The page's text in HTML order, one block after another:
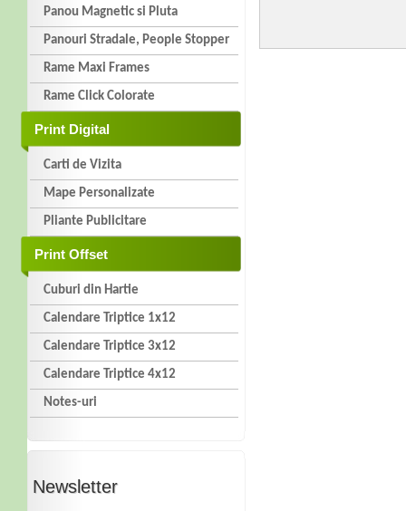
Panou Magnetic si Pluta
Panouri Stradale, People Stopper
Rame Maxi Frames
Rame Click Colorate
Print Digital
Carti de Vizita
Mape Personalizate
Pliante Publicitare
Print Offset
Cuburi din Hartie
Calendare Triptice 1x12
Calendare Triptice 3x12
Calendare Triptice 4x12
Notes-uri
Newsletter